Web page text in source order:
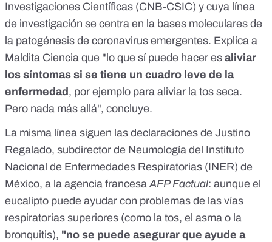
Investigaciones Científicas (CNB-CSIC) y cuya línea
de investigación se centra en la bases moleculares de
la patogénesis de coronavirus emergentes. Explica a
Maldita Ciencia que "lo que sí puede hacer es aliviar
los síntomas si se tiene un cuadro leve de la
enfermedad , por ejemplo para aliviar la tos seca.
Pero nada más allá", concluye.
La misma línea siguen las declaraciones de Justino
Regalado, subdirector de Neumología del Instituto
Nacional de Enfermedades Respiratorias (INER) de
México, a la agencia francesaAFP Factual: aunque el
eucalipto puede ayudar con problemas de las vías
respiratorias superiores (como la tos, el asma o la
bronquitis), "no se puede asegurar que ayude a